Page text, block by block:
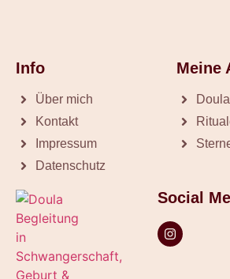
Info
Über mich
Kontakt
Impressum
Datenschutz
Meine
Social